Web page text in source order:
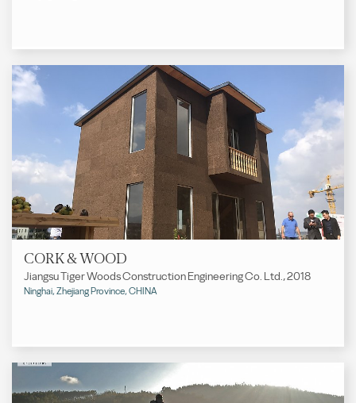
CORK & WOOD
Jiangsu Tiger Woods Construction Engineering Co. Ltd., 2018
Ninghai, Zhejiang Province, CHINA